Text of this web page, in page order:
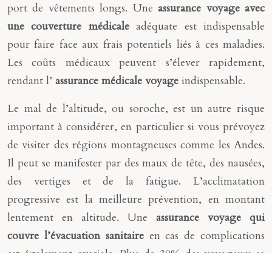
port de vêtements longs. Uneassurance voyage avec
une couverture médicaleadéquate est indispensable
pour faire face aux frais potentiels liés à ces maladies.
Les coûts médicaux peuvent s’élever rapidement,
rendant l’ assurance médicale voyage indispensable.
Le mal de l’altitude, ou soroche, est un autre risque
important à considérer, en particulier si vous prévoyez
de visiter des régions montagneuses comme les Andes.
Il peut se manifester par des maux de tête, des nausées,
des vertiges et de la fatigue. L’acclimatation
progressive est la meilleure prévention, en montant
lentement en altitude. Une assurance voyage qui
couvre l’évacuation sanitaire en cas de complications